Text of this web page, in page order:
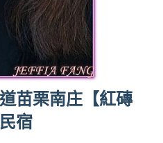
苗栗南庄【紅磚
宿